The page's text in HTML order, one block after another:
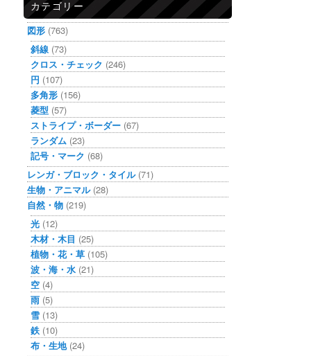
カテゴリー
図形 (763)
斜線 (73)
クロス・チェック (246)
円 (107)
多角形 (156)
菱型 (57)
ストライプ・ボーダー (67)
ランダム (23)
記号・マーク (68)
レンガ・ブロック・タイル(71)
生物・アニマル(28)
自然・物 (219)
光 (12)
木材・木目 (25)
植物・花・草 (105)
波・海・水 (21)
空 (4)
雨 (5)
雪 (13)
鉄 (10)
布・生地(24)